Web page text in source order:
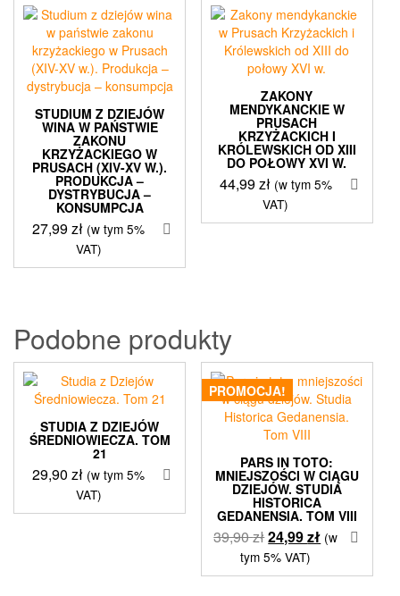
STUDIUM Z DZIEJÓW
WINA W PAŃSTWIE
ZAKONU
KRZYŻACKIEGO W
PRUSACH (XIV-XV W.).
PRODUKCJA –
DYSTRYBUCJA –
KONSUMPCJA
27,99zł (w tym 5%
VAT)
ZAKONY
MENDYKANCKIE W
PRUSACH
KRZYŻACKICH I
KRÓLEWSKICH OD XIII
DO POŁOWY XVI W.
44,99zł (w tym 5%
VAT)
Podobne produkty
STUDIA Z DZIEJÓW
ŚREDNIOWIECZA. TOM
21
29,90zł (w tym 5%
VAT)
PROMOCJA!
PARS IN TOTO:
MNIEJSZOŚCI W CIĄGU
DZIEJÓW. STUDIA
HISTORICA
GEDANENSIA. TOM VIII
39,90złPierwotna
cena
wynosiła:
24,99złAktualna
wynosi:
(w
tym 5% VAT)